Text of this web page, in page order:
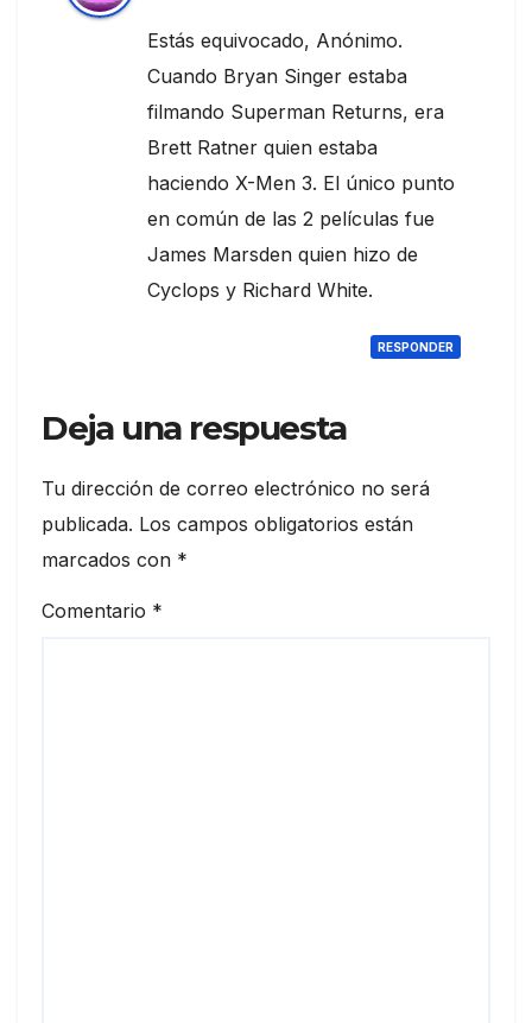
Estás equivocado, Anónimo.
Cuando Bryan Singer estaba
filmando Superman Returns, era
Brett Ratner quien estaba
haciendo X-Men 3. El único punto
en común de las 2 películas fue
James Marsden quien hizo de
Cyclops y Richard White.
RESPONDER
Deja una respuesta
Tu dirección de correo electrónico no será
publicada. Los campos obligatorios están
marcados con *
Comentario *